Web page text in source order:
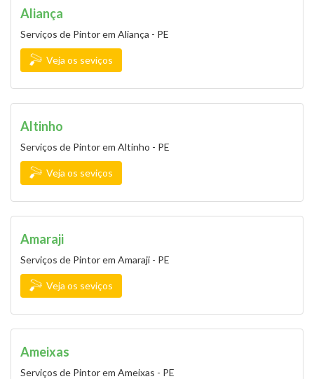
Aliança
Serviços de Pintor em Aliança - PE
Veja os seviços
Altinho
Serviços de Pintor em Altinho - PE
Veja os seviços
Amaraji
Serviços de Pintor em Amaraji - PE
Veja os seviços
Ameixas
Serviços de Pintor em Ameixas - PE